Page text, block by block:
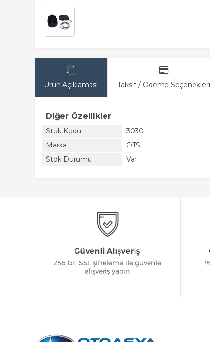
Ürün Açıklaması Taksit / Ödeme Seçenekleri
Diğer Özellikler
Stok Kodu
3030
Marka
OTS
Stok Durumu
Var